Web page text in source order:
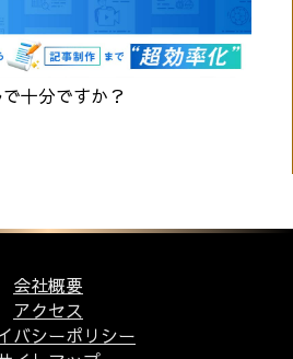
十分ですか？
会社概要
アクセス
バシーポリシー